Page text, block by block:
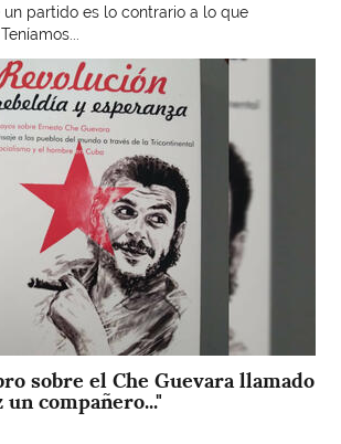
partido es lo contrario a lo que
sobre el Che Guevara llamado
un compañero..."